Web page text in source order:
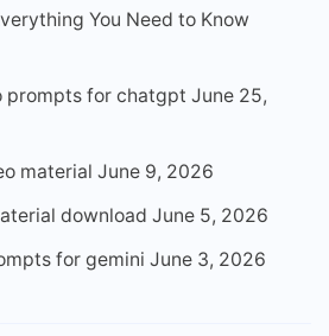
You Need to Know
prompts for chatgpt June 25,
material June 9, 2026
download June 5, 2026
for gemini June 3, 2026